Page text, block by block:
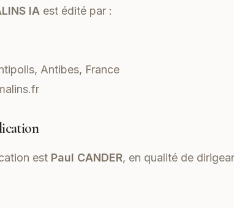
IA est édité par :
Antibes, France
est Paul CANDER, en qualité de